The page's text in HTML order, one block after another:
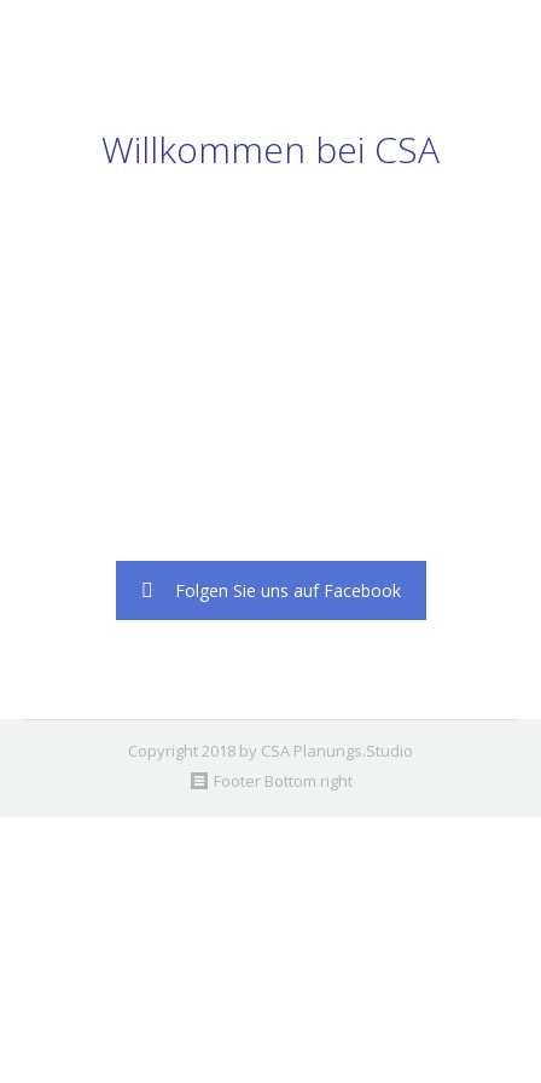
Willkommen bei CSA
Folgen Sie uns auf Facebook
Copyright 2018 by CSA Planungs.Studio
Footer Bottom right